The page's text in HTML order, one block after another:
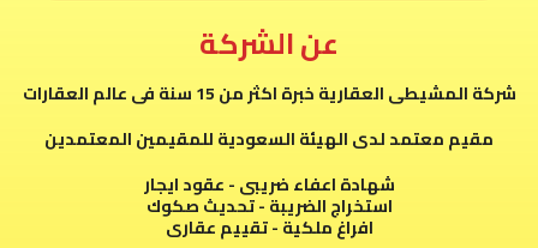
عن الشركة
شركة المشيطى العقارية خبرة اكثر من 15 سنة فى عالم العقارات
مقيم معتمد لدى الهيئة السعودية للمقيمين المعتمدين
شهادة اعفاء ضريبى - عقود ايجار
استخراج الضريبة - تحديث صكوك
افراغ ملكية - تقييم عقارى